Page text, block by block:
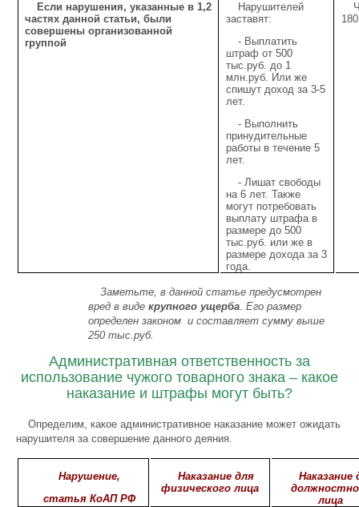
Если нарушения, указанные в 1,2
частях данной статьи, были
совершены организованной
группой
Нарушителей
заставят:
- Выплатить
штраф от 500
тыс.руб. до 1
млн.руб. Или же
спишут доход за 3-5
лет.
- Выполнить
принудительные
работы в течение 5
лет.
- Лишат свободы
на 6 лет. Также
могут потребовать
выплату штрафа в
размере до 500
тыс.руб. или же в
размере дохода за 3
года.
Заметьте, в данной статье предусмотрен
вред в виде крупного ущерба. Его размер
определен законом и составляет сумму выше
250 тыс.руб.
Административная ответственность за
использование чужого товарного знака – какое
наказание и штрафы могут быть?
Определим, какое административное наказание может ожидать
нарушителя за совершение данного деяния.
Нарушение,
статья КоАП РФ
Наказание для
физического лица
Наказание
лица